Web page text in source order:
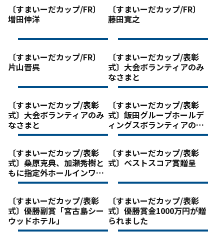
〔すまいーだカップ/FR〕
増田伸洋
〔すまいーだカップ/FR〕
藤田寛之
〔すまいーだカップ/FR〕
片山晋呉
〔すまいーだカップ/表彰
式〕大会ボランティアのみ
なさまと
〔すまいーだカップ/表彰
式〕大会ボランティアのみ
なさまと
〔すまいーだカップ/表彰
式〕飯田グループホールデ
ィングスボランティアのみ
なさまと
〔すまいーだカップ/表彰
式〕桑原克典、加瀬秀樹と
もに指定外ホールインワン
賞50万円を獲得
〔すまいーだカップ/表彰
式〕ベストスコア賞贈呈
〔すまいーだカップ/表彰
式〕優勝副賞「宮古島シー
ウッドホテル」
〔すまいーだカップ/表彰
式〕優勝賞金1000万円が贈
られました